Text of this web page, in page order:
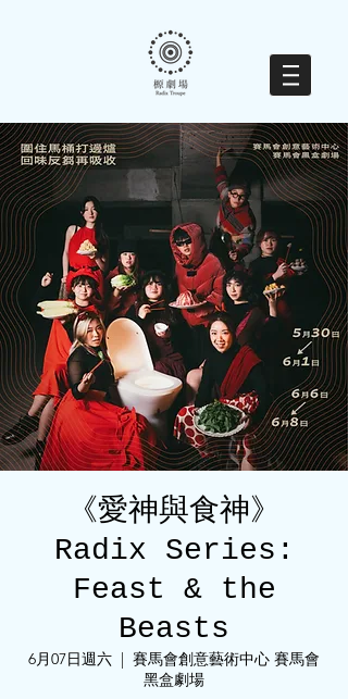
《愛神與食神》
Radix Series:
Feast & the
Beasts
6月07日週六
  |
賽馬會創意藝術中心 賽馬會
黑盒劇場